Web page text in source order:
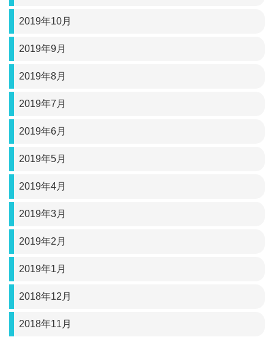
2019年10月
2019年9月
2019年8月
2019年7月
2019年6月
2019年5月
2019年4月
2019年3月
2019年2月
2019年1月
2018年12月
2018年11月